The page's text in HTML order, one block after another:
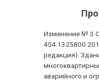
Изменение № 3
редакция).
аварийного и